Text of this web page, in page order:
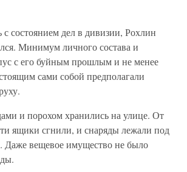
состоянием дел в дивизии, Рохлин
Минимум личного состава и
с его буйным прошлым и не менее
сами собой предполагали
и порохом хранились на улице. От
ящики сгнили, и снаряды лежали под
Даже вещевое имущество не было